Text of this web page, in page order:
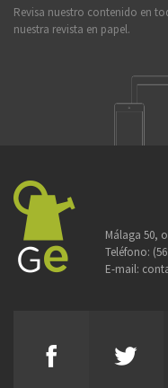
Revisa nuestro contenido en
nuestra revista en papel.
Málaga 50,
Teléfono:
E-mail: